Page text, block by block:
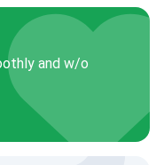
and w/o